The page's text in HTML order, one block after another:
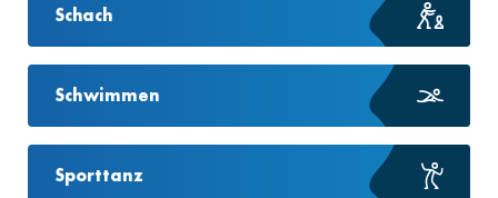
Schach
Schwimmen
Sporttanz